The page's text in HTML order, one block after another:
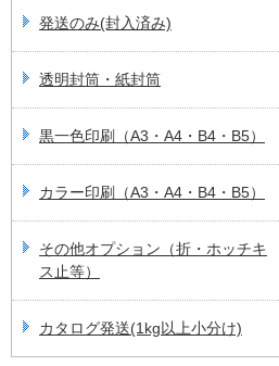
発送のみ(封入済み)
透明封筒・紙封筒
黒一色印刷（A3・A4・B4・B5）
カラー印刷（A3・A4・B4・B5）
その他オプション（折・ホッチキ
ス止等）
カタログ発送(1kg以上小分け)